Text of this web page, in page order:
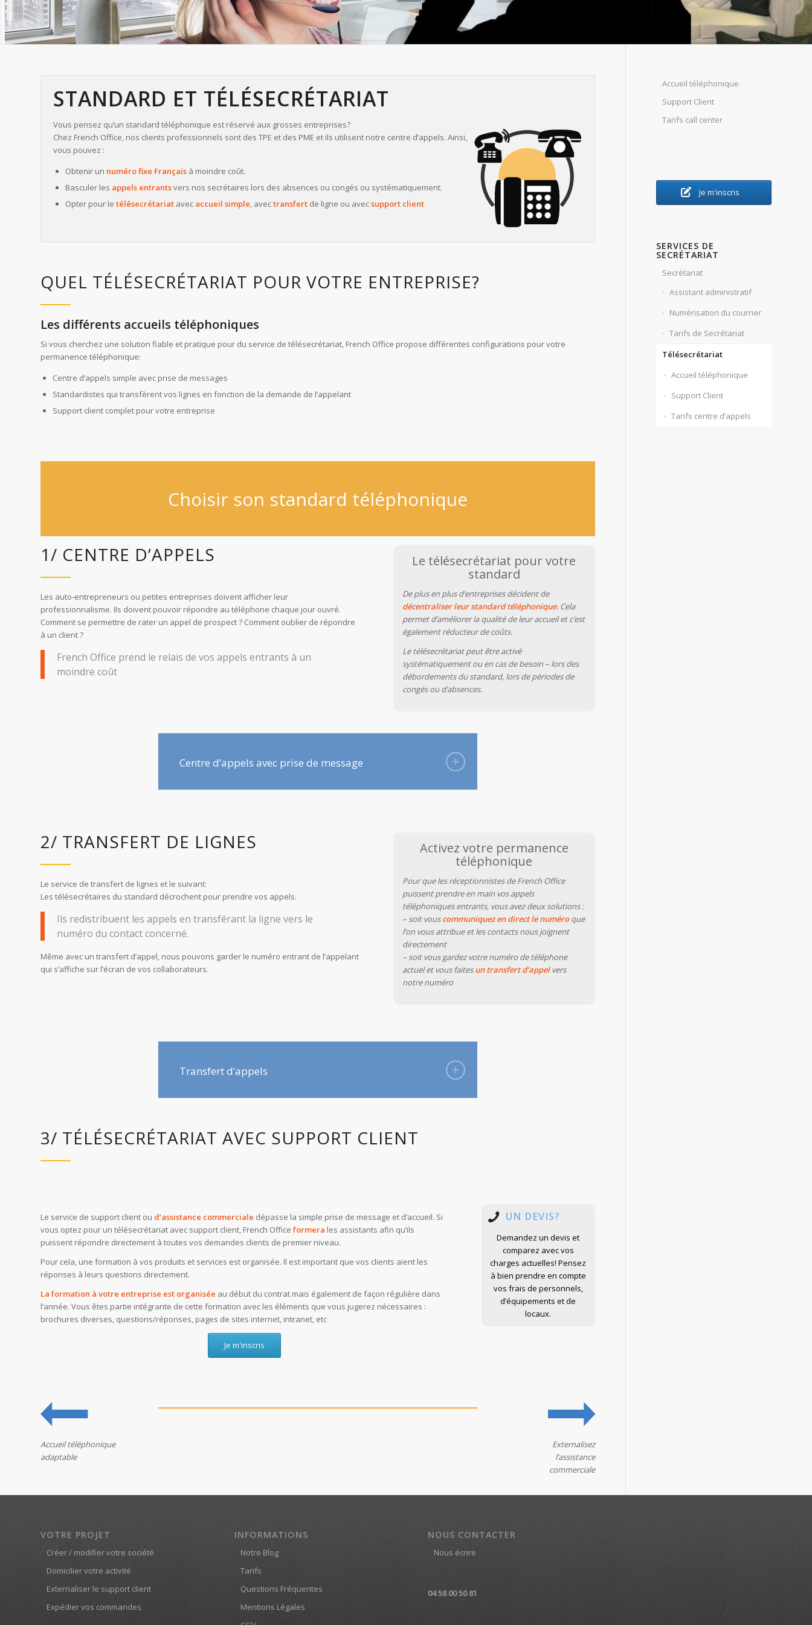
STANDARD ET TÉLÉSECRÉTARIAT
Vous pensez qu’un standard téléphonique est réservé aux grosses entreprises?
Chez French Office, nos clients professionnels sont des TPE et des PME et ils utilisent notre centre d’appels. Ainsi,
vous pouvez :
Obtenir un numéro fixe Français à moindre coût.
Basculer les appels entrantsvers nos secrétaires lors des absences ou congés ou systématiquement.
Opter pour le télésecrétariat avec accueil simple, avectransfert de ligne ou avecsupport client
QUEL TÉLÉSECRÉTARIAT POUR VOTRE ENTREPRISE?
Les différents accueils téléphoniques
Si vous cherchez une solution fiable et pratique pour du service de télésecrétariat, French Office propose différentes configurations pour votre
permanence téléphonique:
Centre d’appels simple avec prise de messages
Standardistes qui transfèrent vos lignes en fonction de la demande de l’appelant
Support client complet pour votre entreprise
Choisir son standard téléphonique
1/ CENTRE D’APPELS
Les auto-entrepreneurs ou petites entreprises doivent afficher leur
professionnalisme. Ils doivent pouvoir répondre au téléphone chaque jour ouvré.
Comment se permettre de rater un appel de prospect ? Comment oublier de répondre
à un client ?
French Office prend le relais de vos appels entrants à un
moindre coût
Le télésecrétariat pour votre
standard
De plus en plus d’entreprises décident de
décentraliser leur standard téléphonique. Cela
permet d’améliorer la qualité de leur accueil et c’est
également réducteur de coûts.
Le télésecrétariat peut être activé
systématiquement ou en cas de besoin – lors des
débordements du standard, lors de périodes de
congés ou d’absences.
Centre d’appels avec prise de message
2/ TRANSFERT DE LIGNES
Le service de transfert de lignes et le suivant:
Les télésecrétaires du standard décrochent pour prendre vos appels.
Ils redistribuent les appels en transférant la ligne vers le
numéro du contact concerné.
Même avec un transfert d’appel, nous pouvons garder le numéro entrant de l’appelant
qui s’affiche sur l’écran de vos collaborateurs.
Activez votre permanence
téléphonique
Pour que les réceptionnistes de French Office
puissent prendre en main vos appels
téléphoniques entrants, vous avez deux solutions :
– soit vouscommuniquez en direct le numéroque
l’on vous attribue et les contacts nous joignent
directement
– soit vous gardez votre numéro de téléphone
actuel et vous faitesun transfert d’appelvers
notre numéro
Transfert d’appels
3/ TÉLÉSECRÉTARIAT AVEC SUPPORT CLIENT
Le service de support client ou d’assistance commerciale dépasse la simple prise de message et d’accueil. Si
vous optez pour un télésecrétariat avec support client, French Office formera les assistants afin qu’ils
puissent répondre directement à toutes vos demandes clients de premier niveau.
Pour cela, une formation à vos produits et services est organisée. Il est important que vos clients aient les
réponses à leurs questions directement.
La formation à votre entreprise est organisée au début du contrat mais également de façon régulière dans
l’année. Vous êtes partie intégrante de cette formation avec les éléments que vous jugerez nécessaires :
brochures diverses, questions/réponses, pages de sites internet, intranet, etc
Je m'inscris
UN DEVIS?
Demandez un devis et
comparez avec vos
charges actuelles! Pensez
à bien prendre en compte
vos frais de personnels,
d’équipements et de
locaux.
Accueil téléphonique
adaptable
Externalisez
l’assistance
commerciale
Accueil téléphonique
Support Client
Tarifs call center
Je m'inscris
SERVICES DE
SECRÉTARIAT
Secrétariat
Assistant administratif
Numérisation du courrier
Tarifs de Secrétariat
Télésecrétariat
Accueil téléphonique
Support Client
Tarifs centre d’appels
VOTRE PROJET
Créer / modifier votre société
Domicilier votre activité
Externaliser le support client
Expédier vos commandes
INFORMATIONS
Notre Blog
Tarifs
Questions Fréquentes
Mentions Légales
NOUS CONTACTER
Nous écrire
04 58 00 50 81